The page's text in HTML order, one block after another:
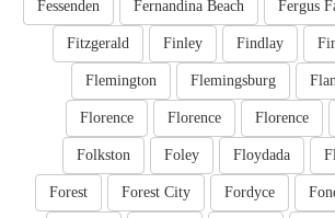
Fergus
Fernandina Beach
Fessenden
Findlay
Finley
Fitzgerald
Flemingsburg
Flemington
Florence
Florence
Florence
Floydada
Foley
Folkston
Fordyce
Forest City
Forest